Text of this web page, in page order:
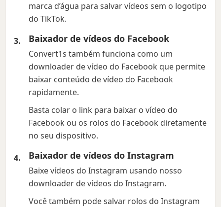
marca d’água para salvar vídeos sem o logotipo
do TikTok.
Baixador de vídeos do Facebook
Convert1s também funciona como um
downloader de vídeo do Facebook que permite
baixar conteúdo de vídeo do Facebook
rapidamente.
Basta colar o link para baixar o vídeo do
Facebook ou os rolos do Facebook diretamente
no seu dispositivo.
Baixador de vídeos do Instagram
Baixe vídeos do Instagram usando nosso
downloader de vídeos do Instagram.
Você também pode salvar rolos do Instagram